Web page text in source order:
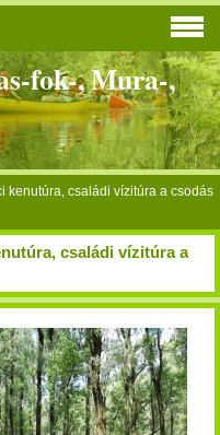
fok-, Mura-,
kenutúra, családi vízitúra a csodás
családi vízitúra a